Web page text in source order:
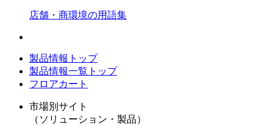
店舗・商環境の用語集
製品情報トップ
製品情報一覧トップ
フロアカート
市場別サイト
（ソリューション・製品）